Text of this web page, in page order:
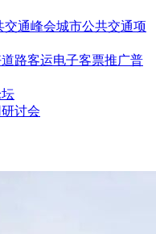
交通峰会城市公共交通项
路客运电子客票推广普
讨会